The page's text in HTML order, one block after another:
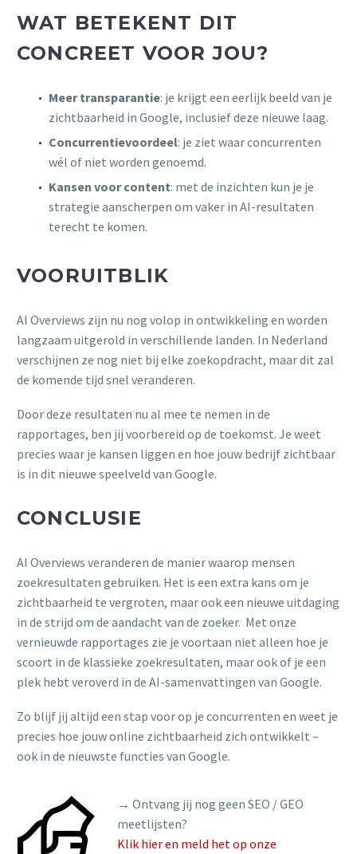
WAT BETEKENT DIT
CONCREET VOOR JOU?
Meer transparantie: je krijgt een eerlijk beeld van je
zichtbaarheid in Google, inclusief deze nieuwe laag.
Concurrentievoordeel: je ziet waar concurrenten
wél of niet worden genoemd.
Kansen voor content: met de inzichten kun je je
strategie aanscherpen om vaker in AI-resultaten
terecht te komen.
VOORUITBLIK
AI Overviews zijn nu nog volop in ontwikkeling en worden
langzaam uitgerold in verschillende landen. In Nederland
verschijnen ze nog niet bij elke zoekopdracht, maar dit zal
de komende tijd snel veranderen.
Door deze resultaten nu al mee te nemen in de
rapportages, ben jij voorbereid op de toekomst. Je weet
precies waar je kansen liggen en hoe jouw bedrijf zichtbaar
is in dit nieuwe speelveld van Google.
CONCLUSIE
AI Overviews veranderen de manier waarop mensen
zoekresultaten gebruiken. Het is een extra kans om je
zichtbaarheid te vergroten, maar ook een nieuwe uitdaging
in de strijd om de aandacht van de zoeker. Met onze
vernieuwde rapportages zie je voortaan niet alleen hoe je
scoort in de klassieke zoekresultaten, maar ook of je een
plek hebt veroverd in de AI-samenvattingen van Google.
Zo blijf jij altijd een stap voor op je concurrenten en weet je
precies hoe jouw online zichtbaarheid zich ontwikkelt –
ook in de nieuwste functies van Google.
→ Ontvang jij nog geen SEO / GEO
meetlijsten?
Klik hier en meld het op onze